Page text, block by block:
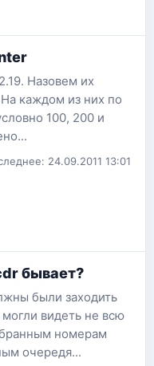
Назовем их
каждом из них по
100, 200 и
24.09.2011 13:01
бывает?
были заходить
видеть не всю
номерам
очередя...